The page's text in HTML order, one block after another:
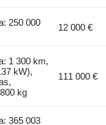
250 000
12 000 €
1 300 km,
kW),
kg
111 000 €
365 003